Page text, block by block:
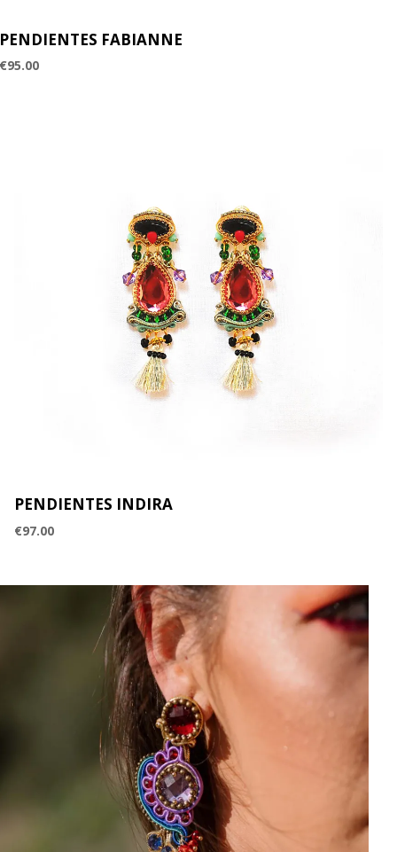
PENDIENTES FABIANNE
€95.00
PENDIENTES INDIRA
€97.00